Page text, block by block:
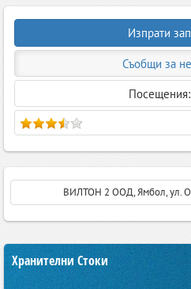
Изпрати
Съобщи за
ВИЛТОН 2 ООД, Ямбол, ул.
Хранителни Стоки